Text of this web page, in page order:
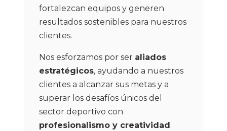
fortalezcan equipos y generen
resultados sostenibles para nuestros
clientes.
Nos esforzamos por ser aliados
estratégicos, ayudando a nuestros
clientes a alcanzar sus metas y a
superar los desafíos únicos del
sector deportivo con
profesionalismo y creatividad.